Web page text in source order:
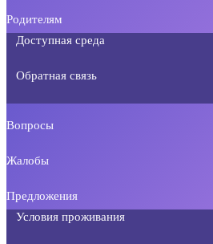
Родителям
Доступная среда
Обратная связь
Вопросы
Жалобы
Предложения
Условия проживания